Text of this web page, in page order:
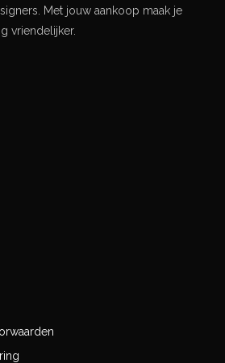
Met jouw aankoop maak je
vriendelijker.